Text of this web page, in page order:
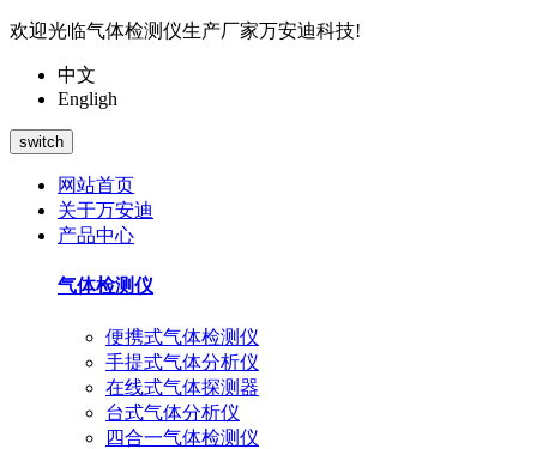
欢迎光临气体检测仪生产厂家万安迪科技!
中文
Engligh
switch
网站首页
关于万安迪
产品中心
气体检测仪
便携式气体检测仪
手提式气体分析仪
在线式气体探测器
台式气体分析仪
四合一气体检测仪